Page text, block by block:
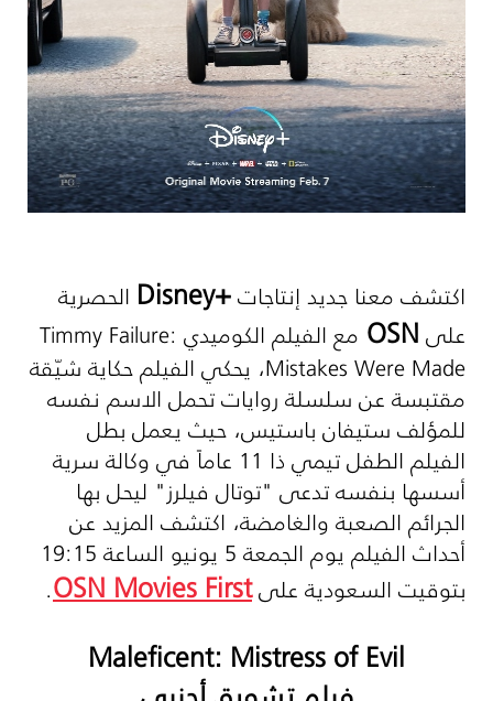
اكتشف معنا جديد إنتاجاتDisney+ الحصرية
علىOSN مع الفيلم الكوميدي Timmy Failure:
Mistakes Were Made، يحكي الفيلم حكاية شيّقة
مقتبسة عن سلسلة روايات تحمل الاسم نفسه
للمؤلف ستيفان باستيس، حيث يعمل بطل
الفيلم الطفل تيمي ذا 11 عاماً في وكالة سرية
أسسها بنفسه تدعى "توتال فيلرز" ليحل بها
الجرائم الصعبة والغامضة، اكتشف المزيد عن
أحداث الفيلم يوم الجمعة 5 يونيو الساعة 19:15
بتوقيت السعودية علىOSN Movies First
.
Maleficent: Mistress of Evil